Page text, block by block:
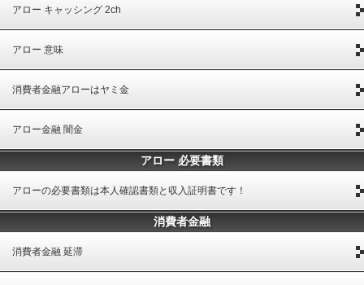
アロー キャッシング 2ch
アロー 意味
消費者金融アローはヤミ金
アロー金融 闇金
アロー 必要書類
アローの必要書類は本人確認書類と収入証明書です！
消費者金融
消費者金融 延滞